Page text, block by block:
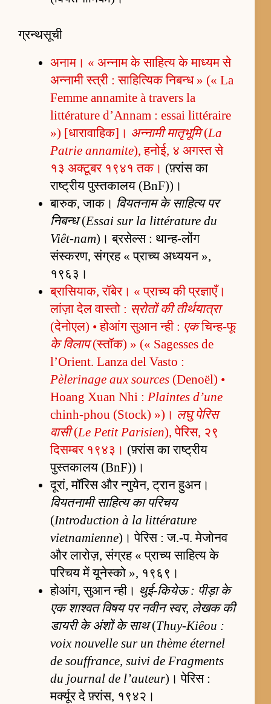
ग्रन्थसूची
अनाम। « अन्नाम के साहित्य के माध्यम से
अन्नामी स्त्री : साहित्यिक निबन्ध » (« La
Femme annamite à travers la
littérature d’Annam : essai littéraire
») [धारावाहिक]। अन्नामी मातृभूमि(La
Patrie annamite), हनोई, ४ अगस्त से
१३ अक्टूबर १९४१ तक। (फ़्रांस का
राष्ट्रीय पुस्तकालय (BnF))।
बारुक, जाक। वियतनाम के साहित्य पर
निबन्ध(Essai sur la littérature du
Viêt-nam)। ब्रसेल्स : थान्ह-लोंग
संस्करण, संग्रह « प्राच्य अध्ययन »,
१९६३।
ब्रासियाक, रॉबेर। « प्राच्य की प्रज्ञाएँ।
लांज़ा देल वास्तो : स्रोतों की तीर्थयात्रा
(देनोएल) • होआंग सुआन न्ही : एकचिन्ह-फू
के विलाप(स्तॉक) » (« Sagesses de
l’Orient. Lanza del Vasto :
Pèlerinage aux sources(Denoël) •
Hoang Xuan Nhi : Plaintes d’une
chinh-phou (Stock) »)। लघु पेरिस
वासी(Le Petit Parisien), पेरिस, २९
दिसम्बर १९४३। (फ़्रांस का राष्ट्रीय
पुस्तकालय (BnF))।
दूरां, मॉरिस और न्गुयेन, ट्रान हुअन।
वियतनामी साहित्य का परिचय
(Introduction à la littérature
vietnamienne)। पेरिस : ज.-प. मेजोनव
और लारोज़, संग्रह « प्राच्य साहित्य के
परिचय में यूनेस्को », १९६९।
होआंग, सुआन न्ही। थुई-कियेऊ : पीड़ा के
एक शाश्वत विषय पर नवीन स्वर, लेखक की
डायरी के अंशों के साथ(Thuy-Kiêou :
voix nouvelle sur un thème éternel
de souffrance, suivi de Fragments
du journal de l’auteur)। पेरिस :
मर्क्यूर दे फ़्रांस, १९४२।